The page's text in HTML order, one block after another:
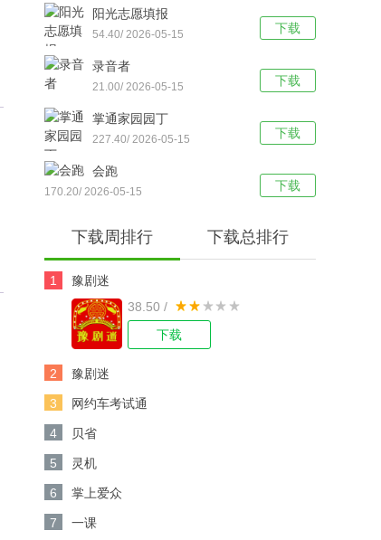
下载
阳光志愿填报
54.40/ 2026-05-15
下载
录音者
21.00/ 2026-05-15
下载
掌通家园园丁
227.40/ 2026-05-15
下载
会跑
170.20/ 2026-05-15
下载周排行 下载总排行
1
豫剧迷
38.50 /
下载
2 豫剧迷
3 网约车考试通
4 贝省
5 灵机
6 掌上爱众
7 一课